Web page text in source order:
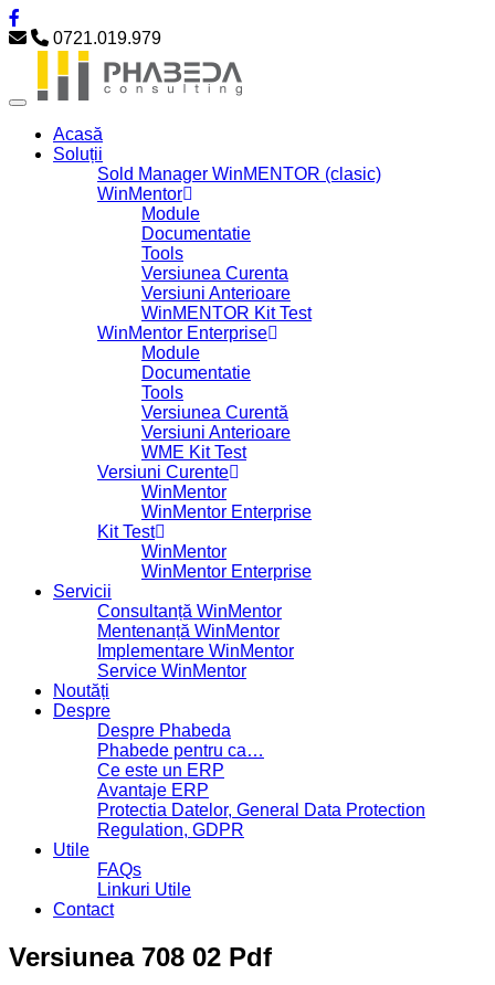
0721.019.979
Acasă
Soluții
Sold Manager WinMENTOR (clasic)
WinMentor
Module
Documentatie
Tools
Versiunea Curenta
Versiuni Anterioare
WinMENTOR Kit Test
WinMentor Enterprise
Module
Documentatie
Tools
Versiunea Curentă
Versiuni Anterioare
WME Kit Test
Versiuni Curente
WinMentor
WinMentor Enterprise
Kit Test
WinMentor
WinMentor Enterprise
Servicii
Consultanță WinMentor
Mentenanță WinMentor
Implementare WinMentor
Service WinMentor
Noutăți
Despre
Despre Phabeda
Phabede pentru ca…
Ce este un ERP
Avantaje ERP
Protectia Datelor, General Data Protection
Regulation, GDPR
Utile
FAQs
Linkuri Utile
Contact
Versiunea 708 02 Pdf